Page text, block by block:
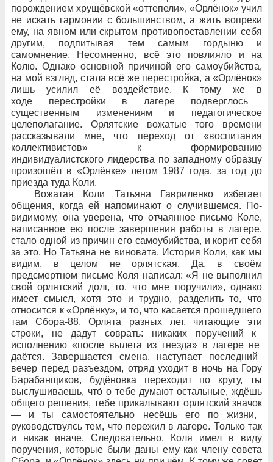
порождением хрущёвской «оттепели», «Орлёнок» учил
не искать гармонии с большинством, а жить вопреки
ему, на явном или скрытом противопоставлении себя
другим, подпитывая тем самым гордыню и
самомнение. Несомненно, всё это повлияло и на
Колю. Однако основной причиной его самоубийства,
на мой взгляд, стала всё же перестройка, а «Орлёнок»
лишь усилил её воздействие. К тому же в
ходе перестройки в лагере подверглось
существенным изменениям и педагогическое
целеполагание. Орлятские вожатые того времени
рассказывали мне, что
переход от
«воспитания
коллективистов» к
формированию
индивидуалистского лидерства по западному образцу
произошёл в «Орлёнке» летом 1987 года, за год до
приезда туда Коли.
Вожатая Коли Татьяна Гавриленко избегает
общения, когда ей напоминают о случившемся. По-
видимому, она уверена, что отчаянное письмо Коле,
написанное ею после завершения работы в лагере,
стало одной из причин его самоубийства, и корит себя
за это. Но Татьяна не виновата. История Коли, как мы
видим, в
целом не орлятская. Да, в
своём
предсмертном письме Коля написал: «Я не выполнил
свой орлятский долг, то, что мне поручили», однако
имеет смысл, хотя это и трудно, разделить то, что
относится к «Орлёнку», и то, что касается прошедшего
там Сбора-88. Орлята разных лет, читающие эти
строки, не
дадут соврать: никаких поручений к
исполнению «после вылета из гнезда» в лагере не
даётся. Завершается смена, наступает последний
вечер перед разъездом, отряд уходит в ночь на Гору
Барабанщиков, будёновка переходит по
кругу, ты
выслушиваешь, что́ о тебе думают остальные, ждёшь
общего решения, тебе прикалывают орлятский значок
— и
ты самостоятельно несёшь его по
жизни,
руководствуясь тем, что пережил в лагере. Только так
и
никак иначе. Следовательно, Коля имел в
виду
поручения, которые были даны ему как члену совета